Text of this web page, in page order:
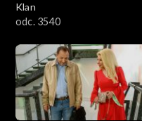
Klan
odc. 3540